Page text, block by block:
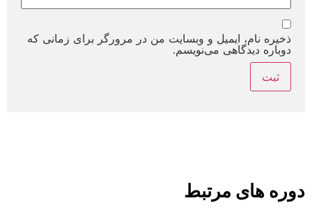
ذخیره نام، ایمیل و وبسایت من در مرورگر برای زمانی که
دوباره دیدگاهی می‌نویسم.
دوره های مرتبط